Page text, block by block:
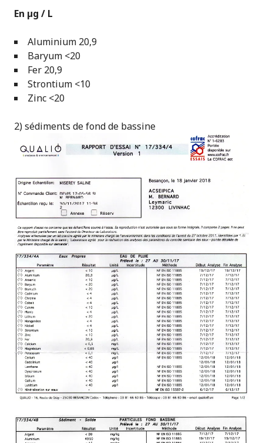
En µg / L
Aluminium 20,9
Baryum <20
Fer 20,9
Strontium <10
Zinc <20
2) sédiments de fond de bassine